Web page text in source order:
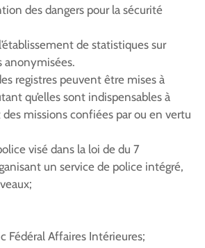
des dangers pour la sécurité
de statistiques sur
anonymisées.
registres peuvent être mises à
qu’elles sont indispensables à
des missions confiées par ou en vertu
visé dans la loi de du 7
un service de police intégré,
Fédéral Affaires Intérieures;